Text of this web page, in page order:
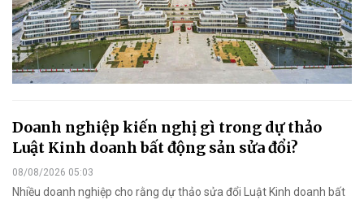
Doanh nghiệp kiến nghị gì trong dự thảo
Luật Kinh doanh bất động sản sửa đổi?
08/08/2026 05:03
Nhiều doanh nghiệp cho rằng dự thảo sửa đổi Luật Kinh doanh bất